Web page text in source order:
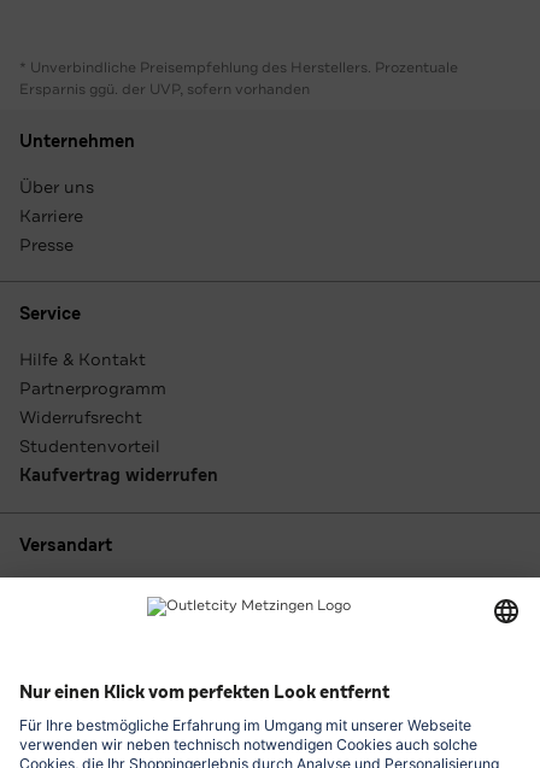
* Unverbindliche Preisempfehlung des Herstellers. Prozentuale
Ersparnis ggü. der UVP, sofern vorhanden
Unternehmen
Über uns
Karriere
Presse
Service
Hilfe & Kontakt
Partnerprogramm
Widerrufsrecht
Studentenvorteil
Kaufvertrag widerrufen
Versandart